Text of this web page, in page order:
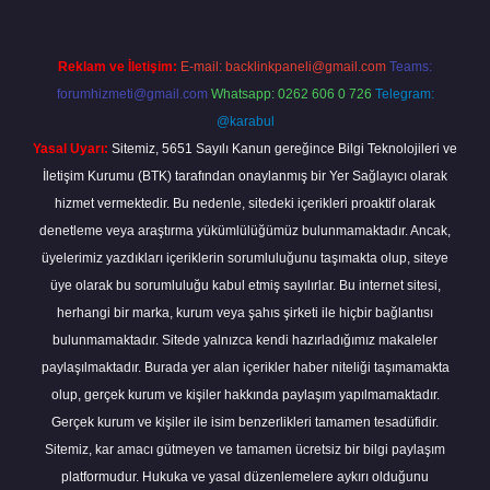
Reklam ve İletişim: E-mail: backlinkpaneli@gmail.com Teams:
forumhizmeti@gmail.com Whatsapp: 0262 606 0 726 Telegram:
@karabul
Yasal Uyarı: Sitemiz, 5651 Sayılı Kanun gereğince Bilgi Teknolojileri ve
İletişim Kurumu (BTK) tarafından onaylanmış bir Yer Sağlayıcı olarak
hizmet vermektedir. Bu nedenle, sitedeki içerikleri proaktif olarak
denetleme veya araştırma yükümlülüğümüz bulunmamaktadır. Ancak,
üyelerimiz yazdıkları içeriklerin sorumluluğunu taşımakta olup, siteye
üye olarak bu sorumluluğu kabul etmiş sayılırlar. Bu internet sitesi,
herhangi bir marka, kurum veya şahıs şirketi ile hiçbir bağlantısı
bulunmamaktadır. Sitede yalnızca kendi hazırladığımız makaleler
paylaşılmaktadır. Burada yer alan içerikler haber niteliği taşımamakta
olup, gerçek kurum ve kişiler hakkında paylaşım yapılmamaktadır.
Gerçek kurum ve kişiler ile isim benzerlikleri tamamen tesadüfidir.
Sitemiz, kar amacı gütmeyen ve tamamen ücretsiz bir bilgi paylaşım
platformudur. Hukuka ve yasal düzenlemelere aykırı olduğunu